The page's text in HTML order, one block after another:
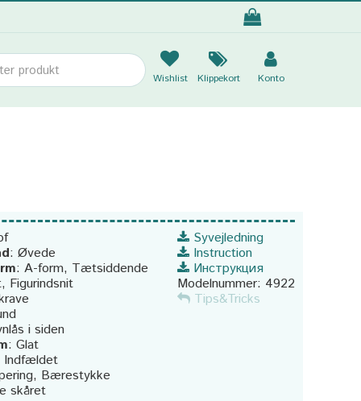
Wishlist Klippekort Konto
: Øvede
: A-form, Tætsiddende
Figurindsnit
i siden
: Glat
Indfældet
Bærestykke
skåret
Syvejledning
Instruction
Инструкция
Modelnummer: 4922
Tips&Tricks